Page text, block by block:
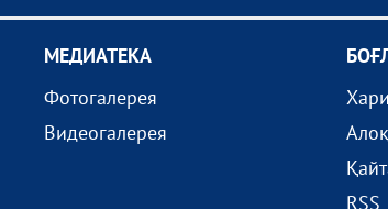
МEДИАТEКА
Фотогалерея
Видеогалерея
RSS